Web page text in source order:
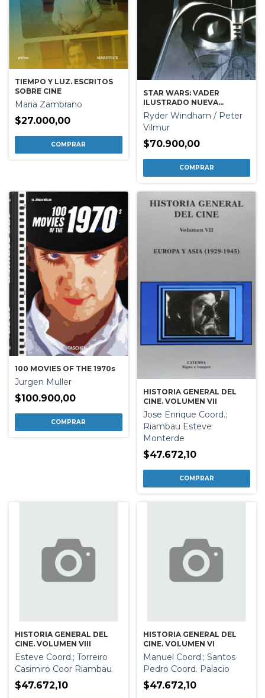
TIEMPO Y LUZ. ESCRITOS
SOBRE CINE
Maria Zambrano
$27.000,00
STAR WARS: VADER
ILUSTRADO NUEVA
EDICION
Ryder Windham / Peter
Vilmur
$70.900,00
100 MOVIES OF THE 1970s
Jurgen Muller
$100.900,00
HISTORIA GENERAL DEL
CINE. VOLUMEN VII
Jose Enrique Coord.;
Riambau Esteve
Monterde
$47.672,10
HISTORIA GENERAL DEL
CINE. VOLUMEN VIII
Esteve Coord.; Torreiro
Casimiro Coor Riambau
$47.672,10
HISTORIA GENERAL DEL
CINE. VOLUMEN VI
Manuel Coord.; Santos
Pedro Coord. Palacio
$47.672,10